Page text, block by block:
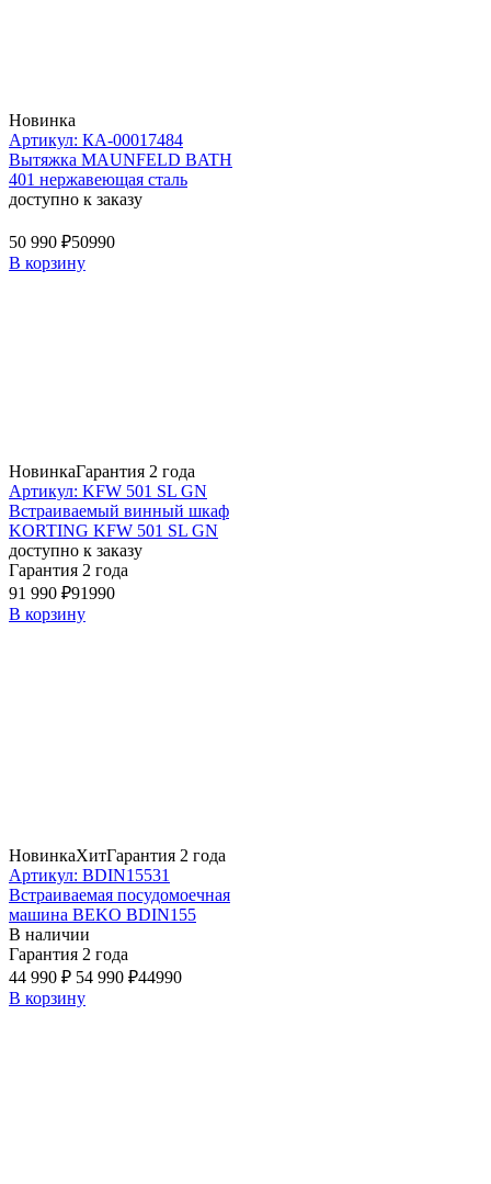
Новинка
Артикул: КА-00017484
Вытяжка MAUNFELD BATH
401 нержавеющая сталь
доступно к заказу
50 990 ₽50990
В корзину
НовинкаГарантия 2 года
Артикул: KFW 501 SL GN
Встраиваемый винный шкаф
KORTING KFW 501 SL GN
доступно к заказу
Гарантия 2 года
91 990 ₽91990
В корзину
НовинкаХитГарантия 2 года
Артикул: BDIN15531
Встраиваемая посудомоечная
машина BEKO BDIN155
В наличии
Гарантия 2 года
44 990 ₽ 54 990 ₽44990
В корзину